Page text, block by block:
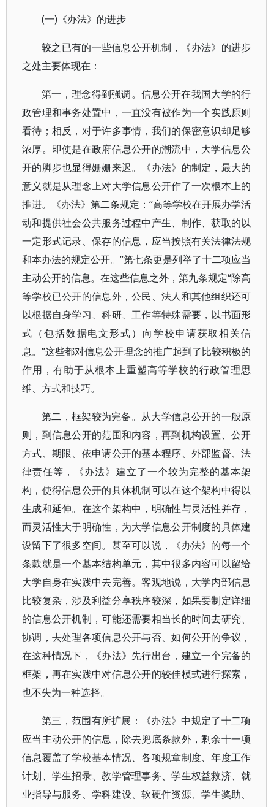
(一)《办法》的进步
较之已有的一些信息公开机制，《办法》的进步
之处主要体现在：
第一，理念得到强调。信息公开在我国大学的行
政管理和事务处置中，一直没有被作为一个实践原则
看待；相反，对于许多事情，我们的保密意识却足够
浓厚。即使是在政府信息公开的潮流中，大学信息公
开的脚步也显得姗姗来迟。《办法》的制定，最大的
意义就是从理念上对大学信息公开作了一次根本上的
推进。《办法》第二条规定：“高等学校在开展办学活
动和提供社会公共服务过程中产生、制作、获取的以
一定形式记录、保存的信息，应当按照有关法律法规
和本办法的规定公开。”第七条更是列举了十二项应当
主动公开的信息。在这些信息之外，第九条规定“除高
等学校已公开的信息外，公民、法人和其他组织还可
以根据自身学习、科研、工作等特殊需要，以书面形
式（包括数据电文形式）向学校申请获取相关信
息。”这些都对信息公开理念的推广起到了比较积极的
作用，有助于从根本上重塑高等学校的行政管理思
维、方式和技巧。
第二，框架较为完备。从大学信息公开的一般原
则，到信息公开的范围和内容，再到机构设置、公开
方式、期限、依申请公开的基本程序、外部监督、法
律责任等，《办法》建立了一个较为完整的基本架
构，使得信息公开的具体机制可以在这个架构中得以
生成和延伸。在这个架构中，明确性与灵活性并存，
而灵活性大于明确性，为大学信息公开制度的具体建
设留下了很多空间。甚至可以说，《办法》的每一个
条款就是一个基本结构单元，其中很多内容可以留给
大学自身在实践中去完善。客观地说，大学内部信息
比较复杂，涉及利益分享秩序较深，如果要制定详细
的信息公开机制，可能还需要相当长的时间去研究、
协调，去处理各项信息公开与否、如何公开的争议，
在这种情况下，《办法》先行出台，建立一个完备的
框架，再在实践中对信息公开的较佳模式进行探索，
也不失为一种选择。
第三，范围有所扩展：《办法》中规定了十二项
应当主动公开的信息，除去兜底条款外，剩余十一项
信息覆盖了学校基本情况、各项规章制度、年度工作
计划、学生招录、教学管理事务、学生权益救济、就
业指导与服务、学科建设、软硬件资源、学生奖助、